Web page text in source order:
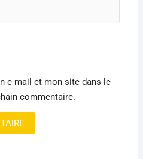
e-mail et mon site dans le
commentaire.